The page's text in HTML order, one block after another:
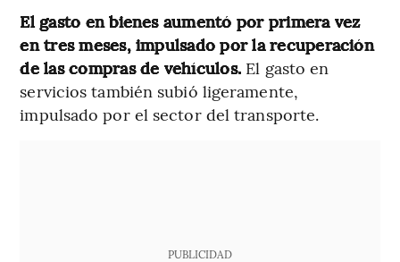
El gasto en bienes aumentó por primera vez
en tres meses, impulsado por la recuperación
de las compras de vehículos. El gasto en
servicios también subió ligeramente,
impulsado por el sector del transporte.
PUBLICIDAD